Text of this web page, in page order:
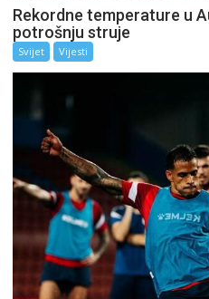
Rekordne temperature u
potrošnju struje
Svijet Vijesti